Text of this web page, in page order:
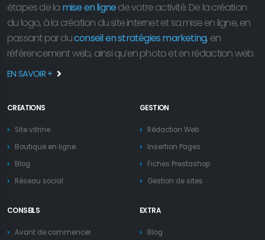
étapes de la mise en lignede votre activité. De la création
du logo, à la création du site internet et sa mise en ligne, en
passant par duconseil en stratégies marketing, en
référencement web, ainsi qu’en photo et en rédaction web.
EN SAVOIR +
CREATIONS
Site vitrine
Boutique en ligne
Blog
Réseau social
GESTION
Rédaction Web
Insertion Pages
Fiches Prestashop
Gestion de sites
CONSEILS
Avant de commencer
EXTRA
Blog